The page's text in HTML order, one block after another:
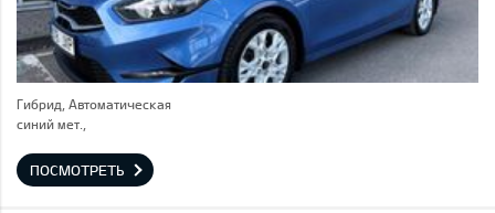
Гибрид, Автоматическая
синий мет.,
ПОСМОТРЕТЬ